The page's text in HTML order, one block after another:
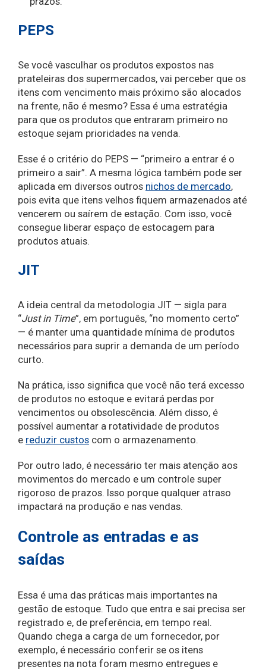
PEPS
Se você vasculhar os produtos expostos nas
prateleiras dos supermercados, vai perceber que os
itens com vencimento mais próximo são alocados
na frente, não é mesmo? Essa é uma estratégia
para que os produtos que entraram primeiro no
estoque sejam prioridades na venda.
Esse é o critério do PEPS — “primeiro a entrar é o
primeiro a sair”. A mesma lógica também pode ser
aplicada em diversos outros nichos de mercado,
pois evita que itens velhos fiquem armazenados até
vencerem ou saírem de estação. Com isso, você
consegue liberar espaço de estocagem para
produtos atuais.
JIT
A ideia central da metodologia JIT — sigla para
“Just in Time”, em português, “no momento certo”
— é manter uma quantidade mínima de produtos
necessários para suprir a demanda de um período
curto.
Na prática, isso significa que você não terá excesso
de produtos no estoque e evitará perdas por
vencimentos ou obsolescência. Além disso, é
possível aumentar a rotatividade de produtos
e reduzir custos com o armazenamento.
Por outro lado, é necessário ter mais atenção aos
movimentos do mercado e um controle super
rigoroso de prazos. Isso porque qualquer atraso
impactará na produção e nas vendas.
Controle as entradas e as
saídas
Essa é uma das práticas mais importantes na
gestão de estoque. Tudo que entra e sai precisa ser
registrado e, de preferência, em tempo real.
Quando chega a carga de um fornecedor, por
exemplo, é necessário conferir se os itens
presentes na nota foram mesmo entregues e